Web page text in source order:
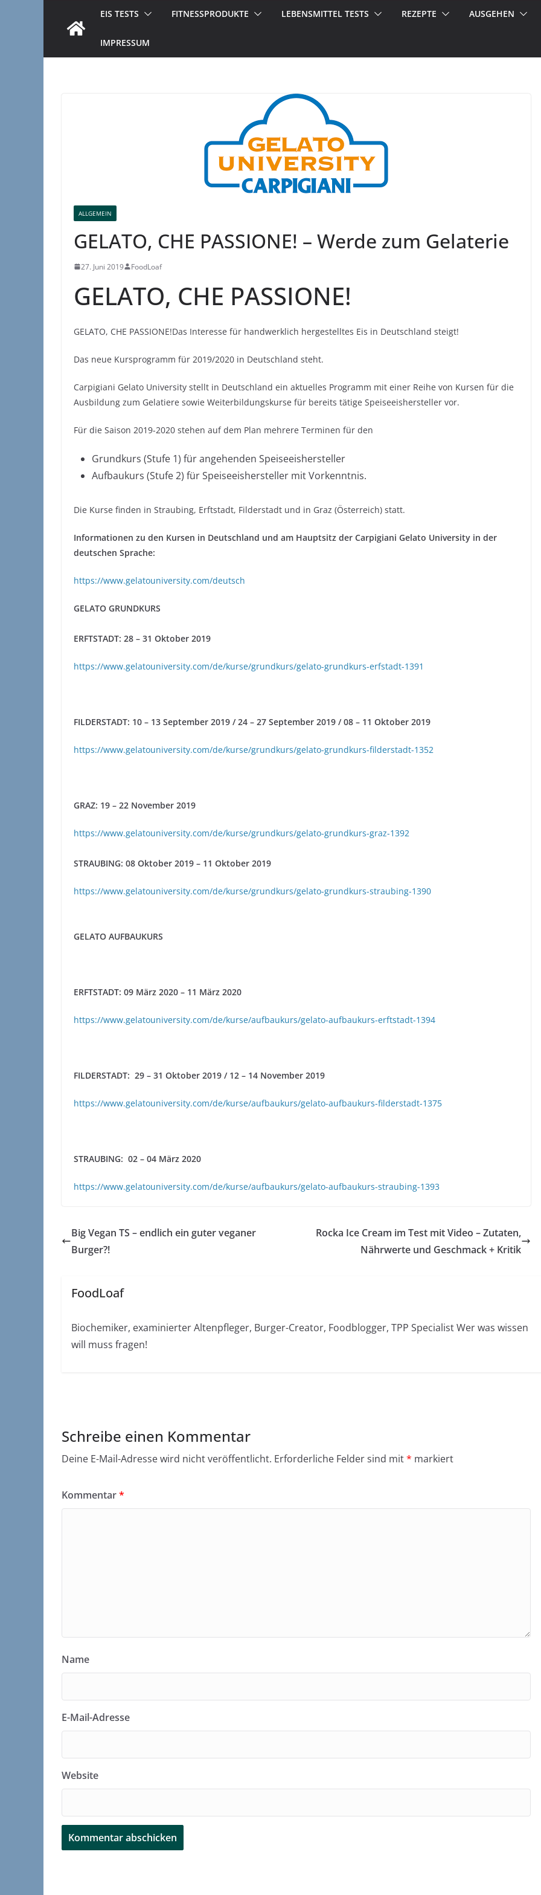
EIS TESTS FITNESSPRODUKTE LEBENSMITTEL TESTS REZEPTE AUSGEHEN
IMPRESSUM
ALLGEMEIN
GELATO, CHE PASSIONE! – Werde zum Gelaterie
27. Juni 2019 FoodLoaf
GELATO, CHE PASSIONE!
GELATO, CHE PASSIONE!Das Interesse für handwerklich hergestelltes Eis in Deutschland steigt!
Das neue Kursprogramm für 2019/2020 in Deutschland steht.
Carpigiani Gelato University stellt in Deutschland ein aktuelles Programm mit einer Reihe von Kursen für die
Ausbildung zum Gelatiere sowie Weiterbildungskurse für bereits tätige Speiseeishersteller vor.
Für die Saison 2019-2020 stehen auf dem Plan mehrere Terminen für den
Grundkurs (Stufe 1) für angehenden Speiseeishersteller
Aufbaukurs (Stufe 2) für Speiseeishersteller mit Vorkenntnis.
Die Kurse finden in Straubing, Erftstadt, Filderstadt und in Graz (Österreich) statt.
Informationen zu den Kursen in Deutschland und am Hauptsitz der Carpigiani Gelato University in der
deutschen Sprache:
https://www.gelatouniversity.com/deutsch
GELATO GRUNDKURS
ERFTSTADT: 28 – 31 Oktober 2019
https://www.gelatouniversity.com/de/kurse/grundkurs/gelato-grundkurs-erfstadt-1391
FILDERSTADT: 10 – 13 September 2019 / 24 – 27 September 2019 / 08 – 11 Oktober 2019
https://www.gelatouniversity.com/de/kurse/grundkurs/gelato-grundkurs-filderstadt-1352
GRAZ: 19 – 22 November 2019
https://www.gelatouniversity.com/de/kurse/grundkurs/gelato-grundkurs-graz-1392
STRAUBING: 08 Oktober 2019 – 11 Oktober 2019
https://www.gelatouniversity.com/de/kurse/grundkurs/gelato-grundkurs-straubing-1390
GELATO AUFBAUKURS
ERFTSTADT: 09 März 2020 – 11 März 2020
https://www.gelatouniversity.com/de/kurse/aufbaukurs/gelato-aufbaukurs-erftstadt-1394
FILDERSTADT: 29 – 31 Oktober 2019 / 12 – 14 November 2019
https://www.gelatouniversity.com/de/kurse/aufbaukurs/gelato-aufbaukurs-filderstadt-1375
STRAUBING: 02 – 04 März 2020
https://www.gelatouniversity.com/de/kurse/aufbaukurs/gelato-aufbaukurs-straubing-1393
Big Vegan TS – endlich ein guter veganer
Burger?!
Rocka Ice Cream im Test mit Video – Zutaten,
Nährwerte und Geschmack + Kritik
FoodLoaf
Biochemiker, examinierter Altenpfleger, Burger-Creator, Foodblogger, TPP Specialist Wer was wissen
will muss fragen!
Schreibe einen Kommentar
Deine E-Mail-Adresse wird nicht veröffentlicht. Erforderliche Felder sind mit* markiert
Kommentar*
Name
E-Mail-Adresse
Website